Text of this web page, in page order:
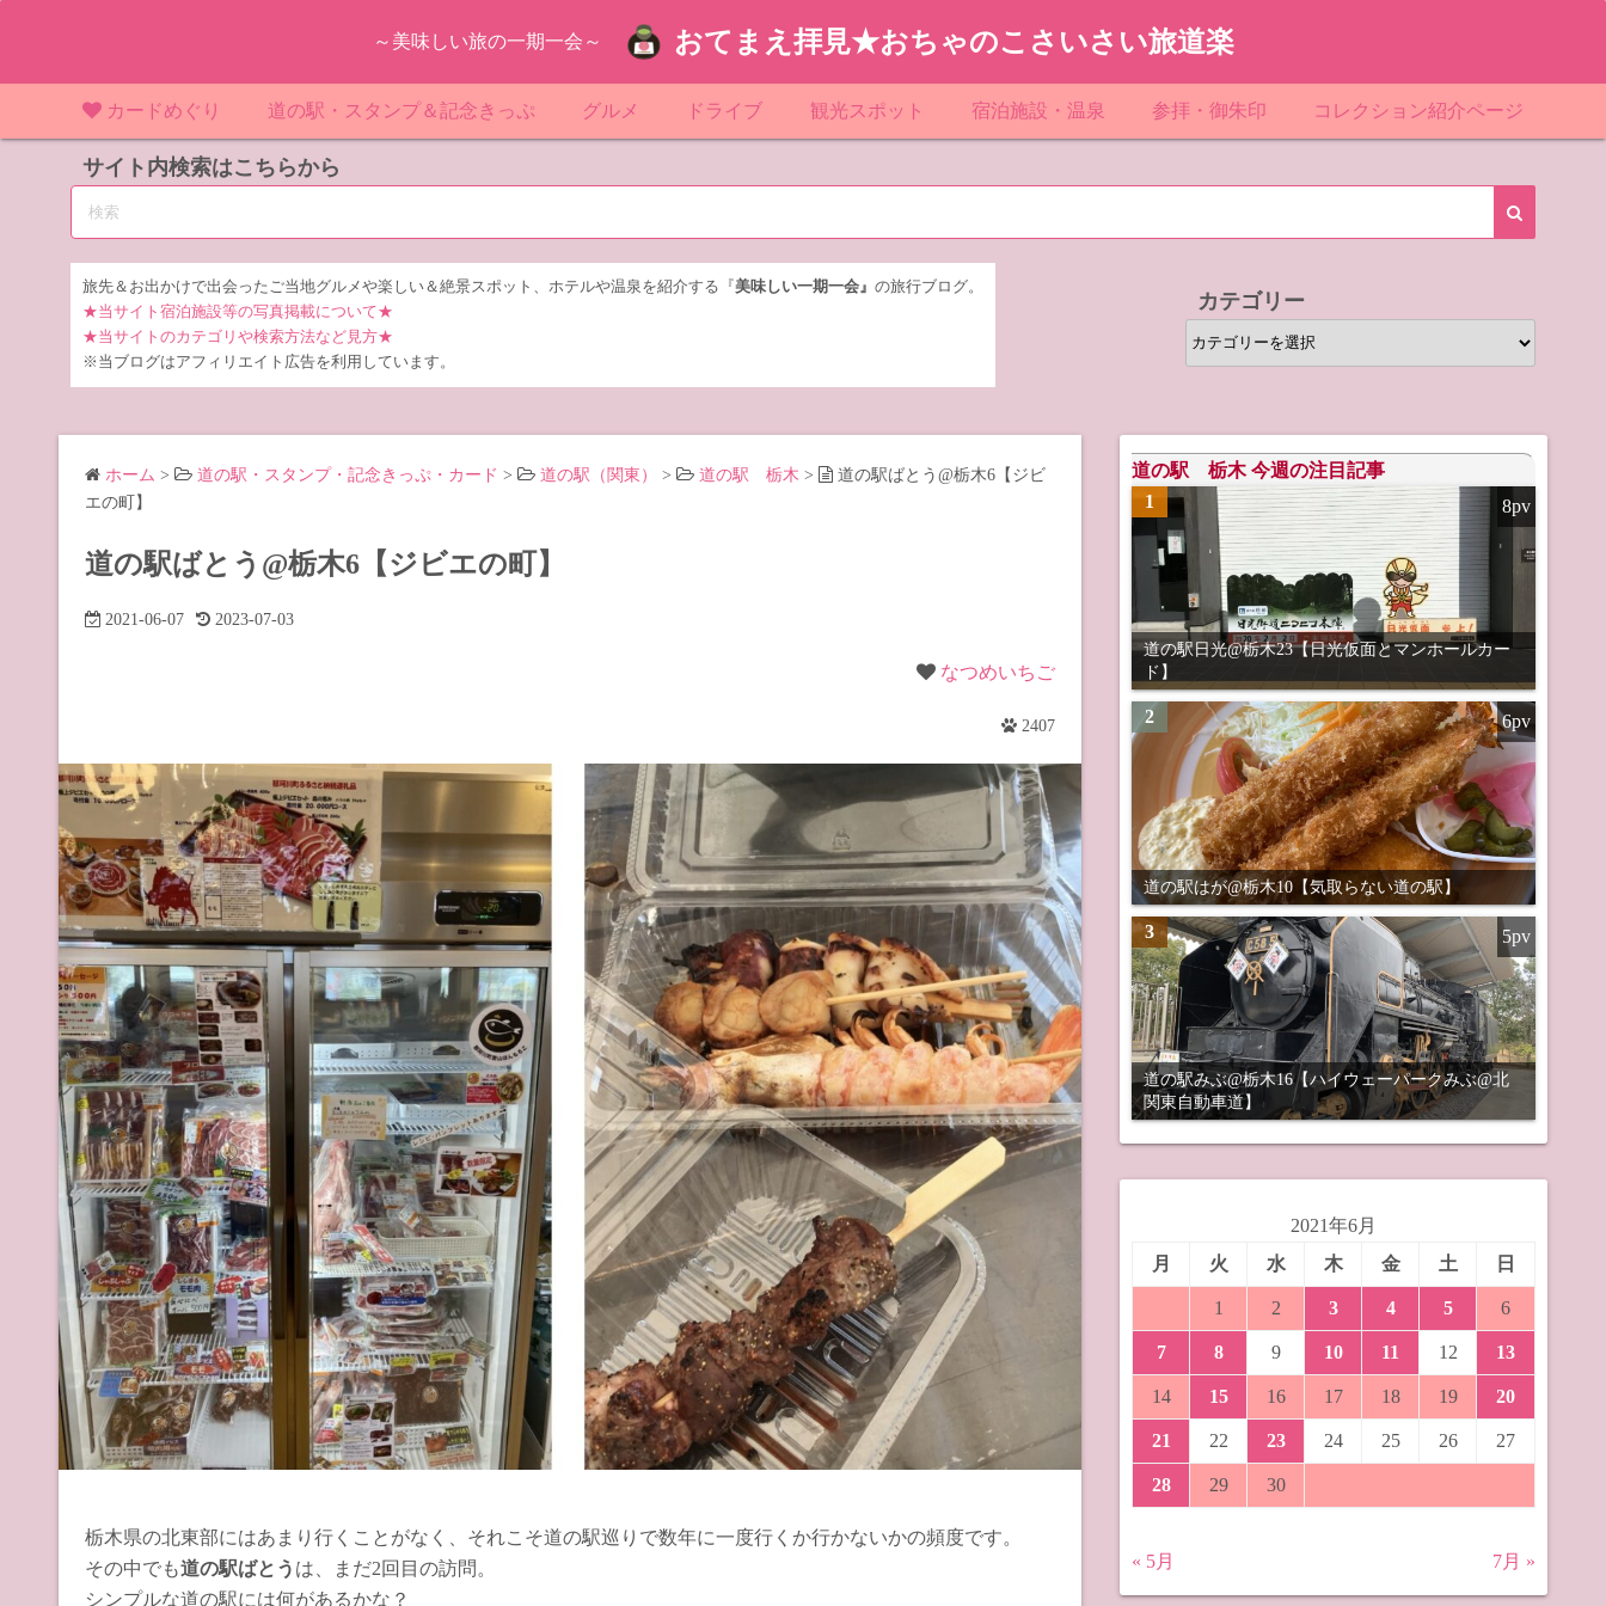
ツ
～美味しい旅の一期一会～ おてまえ拝見★おちゃのこさいさい旅道楽
カードめぐり
マンホールカード マンホールカード（関東）
埼玉県のマンホール
茨城県のマンホール
栃木県のマンホール
マンホールカード（東北） 宮城県のマンホール
マンホールカード（中部）
IKEカード
KAWAカード
橋カード
ダムカード
LOGetカード
道の駅・スタンプ＆記念きっぷ
道の駅（関東）
道の駅 埼玉
道の駅 茨城
道の駅 群馬
道の駅 山梨
道の駅 静岡
道の駅（東北） 道の駅 宮城
道の駅（北陸）
グルメ ドライブ 観光スポット
遊び・体験
宿泊施設・温泉
スーパーホテル
シティホテル・ビジネスホテル
参拝・御朱印 コレクション紹介ページ
「東北」道の駅スタンプ一覧
サイト内検索はこちらから
旅先＆お出かけで出会ったご当地グルメや楽しい＆絶景スポット、ホテルや温泉を紹介する『 美味しい一期一会』 の旅行ブログ。
★当サイト宿泊施設等の写真掲載について★
★当サイトのカテゴリや検索方法など見方★
※当ブログはアフィリエイト広告を利用しています。
カテゴリー
カ
テ
ー
ホーム > 道の駅・スタンプ・記念きっぷ・カード > 道の駅（関東） > 道の駅 栃木 >
道の駅ばとう@栃木6【ジビ
エの町】
道の駅ばとう@栃木6【ジビエの町】
2021-06-07 2023-07-03
なつめいちご
2407
栃木県の北東部にはあまり行くことがなく、それこそ道の駅巡りで数年に一度行くか行かないかの頻度です。
その中でも道の駅ばとう は、まだ2回目の訪問。
シンプルな道の駅には何があるかな？
道の駅 栃木 今週の注目記事
1
道の駅日光@栃木23【日光仮面とマンホールカー
ド】
8pv
2
道の駅はが@栃木10【気取らない道の駅】
6pv
3
道の駅みぶ@栃木16【ハイウェーパークみぶ@北
関東自動車道】
5pv
2021年6月
月
火 水 木 金 土 日
1 2 3 4 5 6
7 8 9 10 11 12 13
14 15 16 17 18 19 20
21 22 23 24 25 26 27
28 29 30
« 5月 7月 »